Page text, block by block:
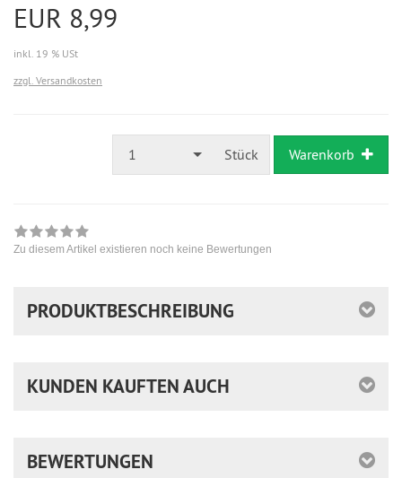
EUR 8,99
inkl. 19 % USt
zzgl. Versandkosten
1 Stück Warenkorb
Zu diesem Artikel existieren noch keine Bewertungen
PRODUKTBESCHREIBUNG
KUNDEN KAUFTEN AUCH
BEWERTUNGEN